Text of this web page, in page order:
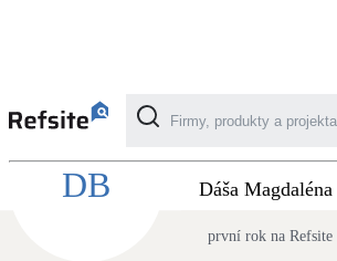
Kategorie
Fotovoltaika
DB
Recenze
Dáša
první rok na Refsite